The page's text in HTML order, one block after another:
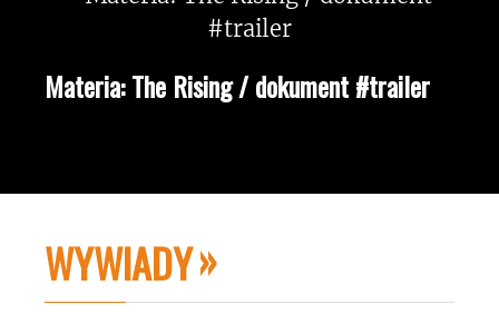
Materia: The Rising / dokument #trailer
WYWIADY